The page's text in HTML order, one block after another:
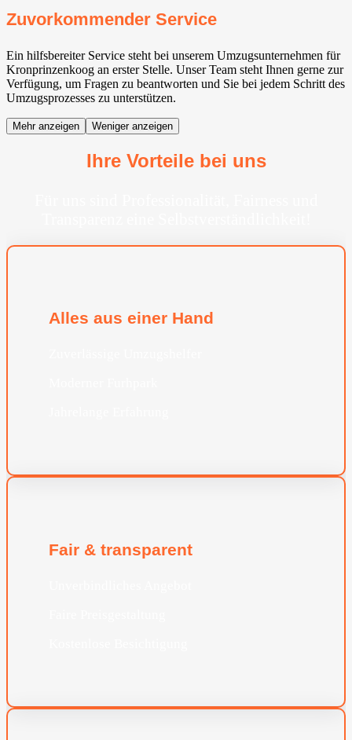
Zuvorkommender Service
Ein hilfsbereiter Service steht bei unserem Umzugsunternehmen für
Kronprinzenkoog an erster Stelle. Unser Team steht Ihnen gerne zur
Verfügung, um Fragen zu beantworten und Sie bei jedem Schritt des
Umzugsprozesses zu unterstützen.
Mehr anzeigen Weniger anzeigen
Ihre Vorteile bei uns
Alles aus einer Hand
Fair & transparent